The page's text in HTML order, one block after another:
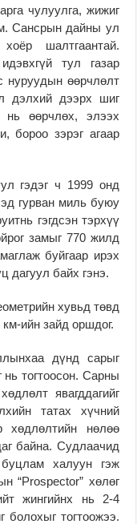
чулуулга, жижиг
Сансрын дайны ул
шалтгаантай.
тул газар
нуруудын өөрчлөлт
дэлхий дээрх шиг
нь өөрчлөх, элээх
бороо зэрэг агаар
гэдэг ч 1999 онд
гурван миль буюу
гэгдсэн тэрхүү
замыг 770 жилд
буйгаар ирэх
дагуул байх гэнэ.
хувьд төвд
ийн зайд оршдог.
дүнд сарыг
тогтоосон. Сарны
явагддагийг
татах хүчний
хөдлөлтийн нөлөө
байна. Судлаачид
халуун гэж
“Prospector” хөлөг
жингийнх нь 2-4
болохыг тогтоожээ.